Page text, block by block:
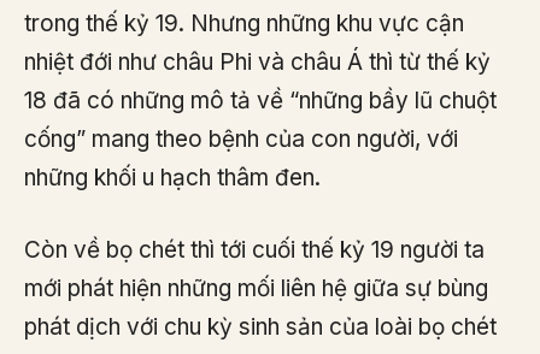
trong thế kỷ 19. Nhưng những khu vực cận
nhiệt đới như châu Phi và châu Á thì từ thế kỷ
18 đã có những mô tả về “những bầy lũ chuột
cống” mang theo bệnh của con người, với
những khối u hạch thâm đen.
Còn về bọ chét thì tới cuối thế kỷ 19 người ta
mới phát hiện những mối liên hệ giữa sự bùng
phát dịch với chu kỳ sinh sản của loài bọ chét